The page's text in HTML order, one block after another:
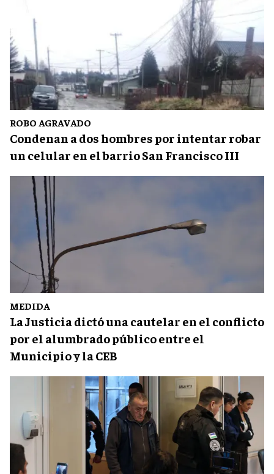
ROBO AGRAVADO
Condenan a dos hombres por intentar robar
un celular en el barrio San Francisco III
MEDIDA
La Justicia dictó una cautelar en el conflicto
por el alumbrado público entre el
Municipio y la CEB